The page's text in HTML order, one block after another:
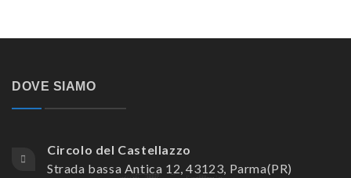
DOVE SIAMO
Circolo del Castellazzo
Strada bassa Antica 12, 43123, Parma(PR)